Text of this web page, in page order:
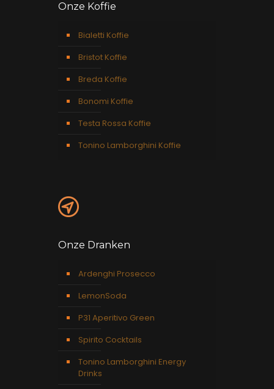
Onze Koffie
Bialetti Koffie
Bristot Koffie
Breda Koffie
Bonomi Koffie
Testa Rossa Koffie
Tonino Lamborghini Koffie
Onze Dranken
Ardenghi Prosecco
LemonSoda
P31 Aperitivo Green
Spirito Cocktails
Tonino Lamborghini Energy
Drinks